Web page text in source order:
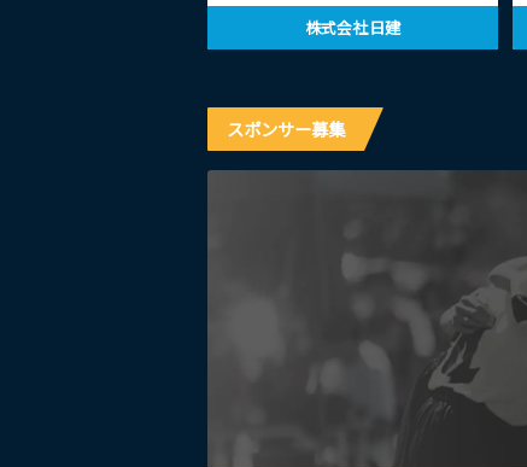
株式会社日建
スポンサー募集